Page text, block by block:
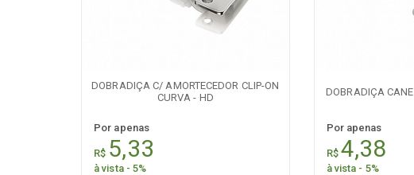
DOBRADIÇA C/ AMORTECEDOR CLIP-ON
CURVA - HD
Por apenas
R$ 5,33
à vista - 5%
DOBRADIÇA
Por apenas
R$ 4,38
à vista - 5%